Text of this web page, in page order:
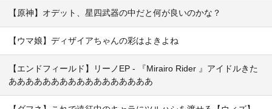
【原神】オデット、星四武器の中だと何が良いのかな？
【ウマ娘】ディザイアちゃんの彩はよきよね
【エンドフィールド】リーノEP - 『Mirairo Rider 』アイドルきた
あああああああああああああああああ